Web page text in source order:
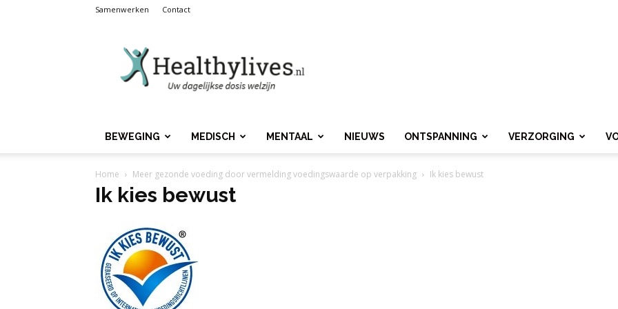
Samenwerken Contact
BEWEGING MEDISCH MENTAAL NIEUWS ONTSPANNING VERZORGING
Home Meer gezonde voeding door vermelding voedingswaarde op verpakking Ik kies bewust
Ik kies bewust